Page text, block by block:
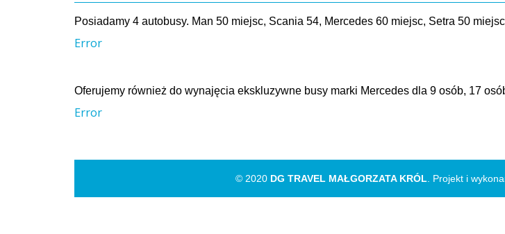
Posiadamy 4 autobusy. Man 50 miejsc, Scania 54, Mercedes 60 miejsc, Setra 50
Error
Oferujemy również do wynajęcia ekskluzywne busy marki Mercedes dla 9 osób, 17
Error
© 2020 DG TRAVEL MAŁGORZATA KRÓL. Projekt i